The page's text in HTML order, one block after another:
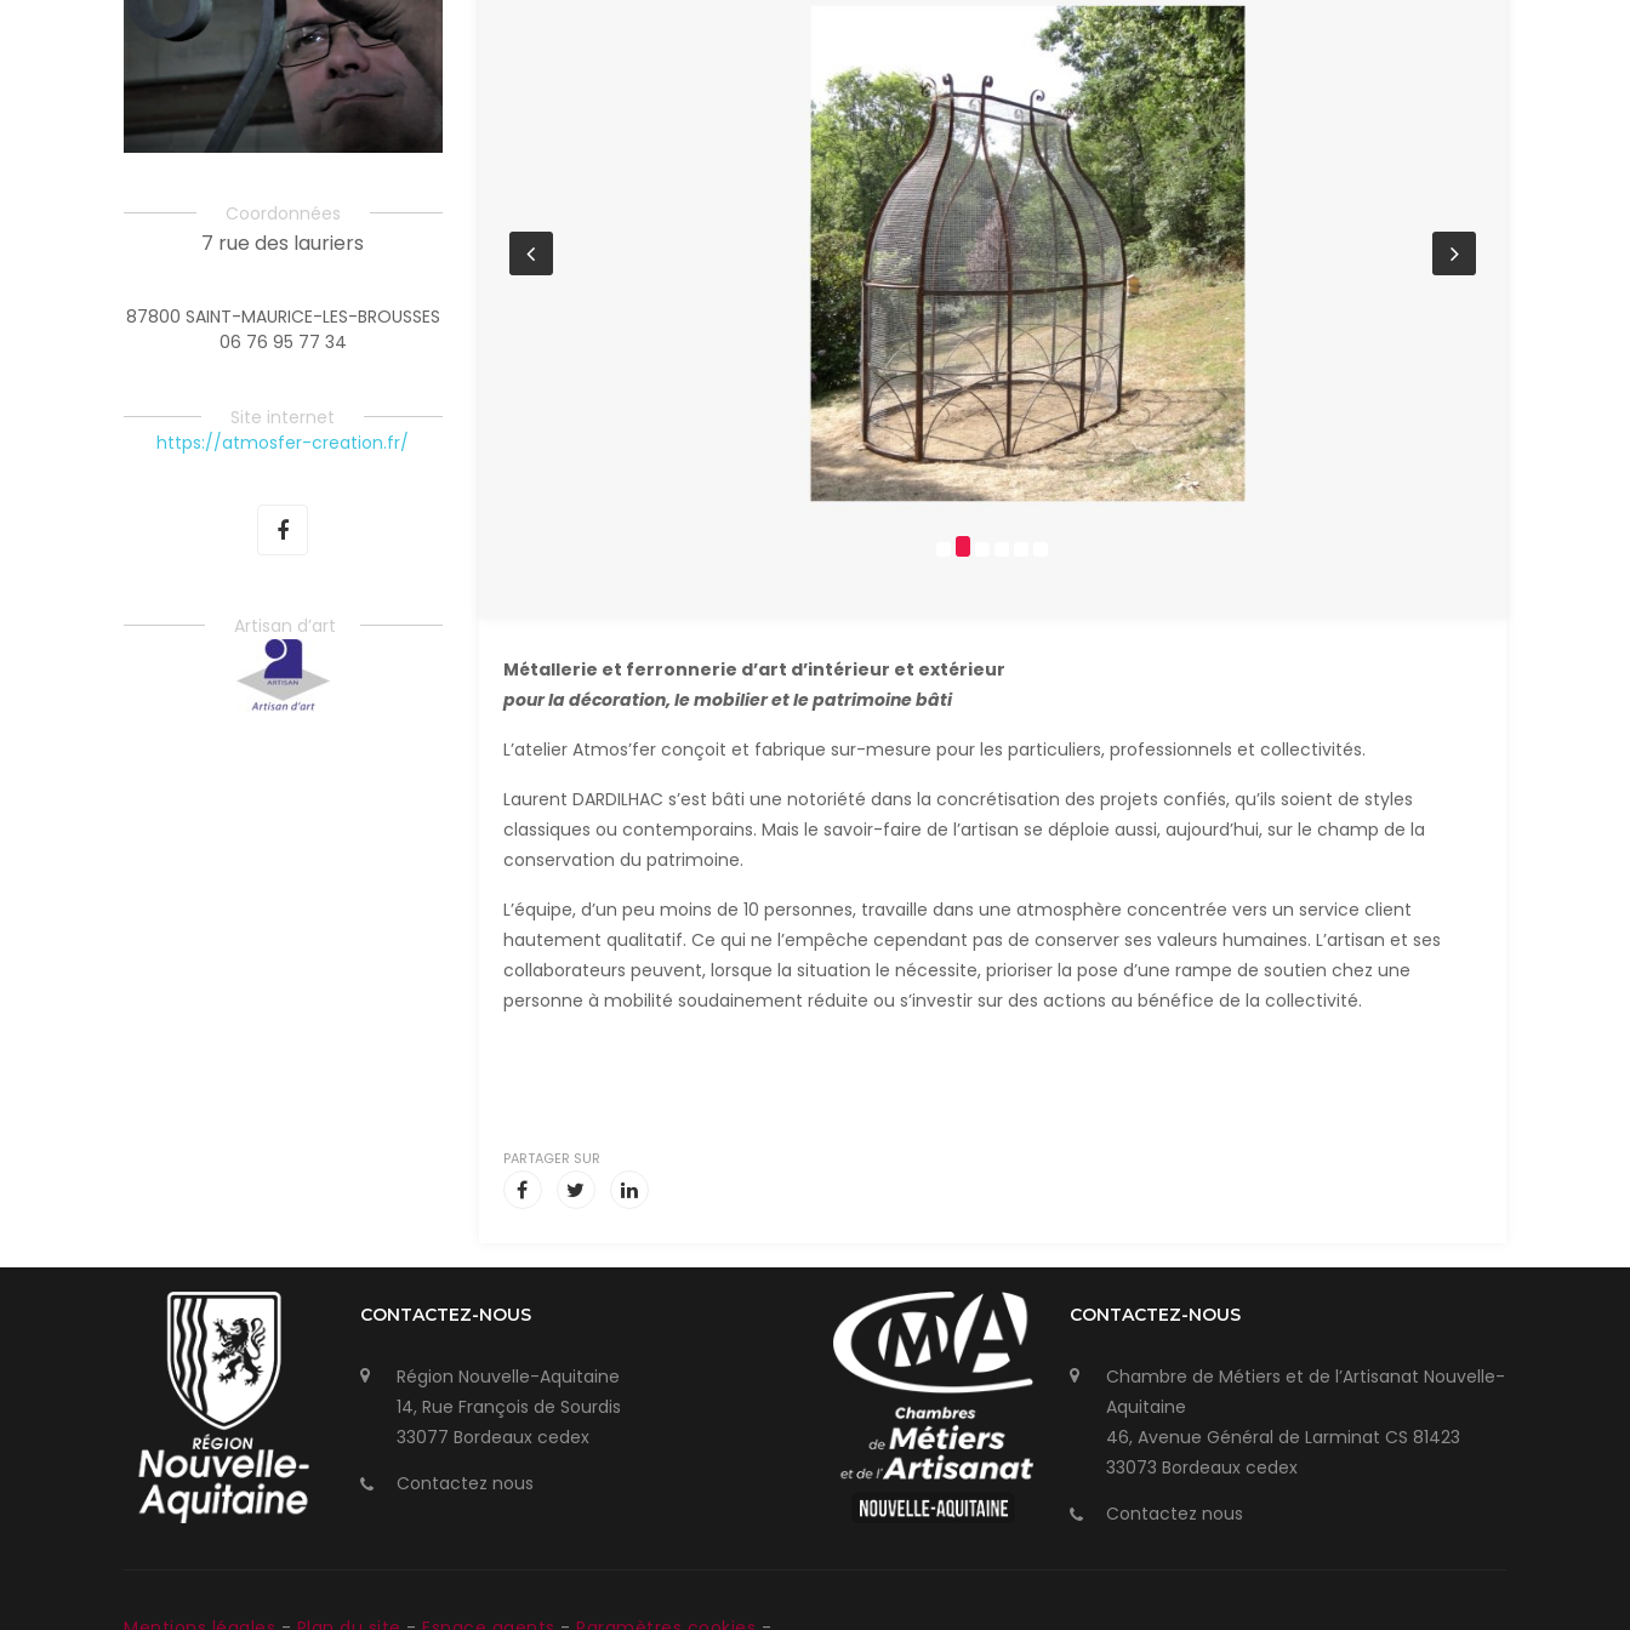
Coordonnées
7 rue des lauriers
87800 SAINT-MAURICE-LES-BROUSSES
06 76 95 77 34
Site internet
https://atmosfer-creation.fr/
Artisan d’art
Métallerie et ferronnerie d’art d’intérieur et extérieur
pour la décoration, le mobilier et le patrimoine bâti
L’atelier Atmos’fer conçoit et fabrique sur-mesure pour les particuliers, professionnels et collectivités.
Laurent DARDILHAC s’est bâti une notoriété dans la concrétisation des projets confiés, qu’ils soient de styles
classiques ou contemporains. Mais le savoir-faire de l’artisan se déploie aussi, aujourd’hui, sur le champ de la
conservation du patrimoine.
L’équipe, d’un peu moins de 10 personnes, travaille dans une atmosphère concentrée vers un service client
hautement qualitatif. Ce qui ne l’empêche cependant pas de conserver ses valeurs humaines. L’artisan et ses
collaborateurs peuvent, lorsque la situation le nécessite, prioriser la pose d’une rampe de soutien chez une
personne à mobilité soudainement réduite ou s’investir sur des actions au bénéfice de la collectivité.
PARTAGER SUR
CONTACTEZ-NOUS
Région Nouvelle-Aquitaine
14, Rue François de Sourdis
33077 Bordeaux cedex
Contactez nous
CONTACTEZ-NOUS
Chambre de Métiers et de l’Artisanat Nouvelle-
Aquitaine
46, Avenue Général de Larminat CS 81423
33073 Bordeaux cedex
Contactez nous